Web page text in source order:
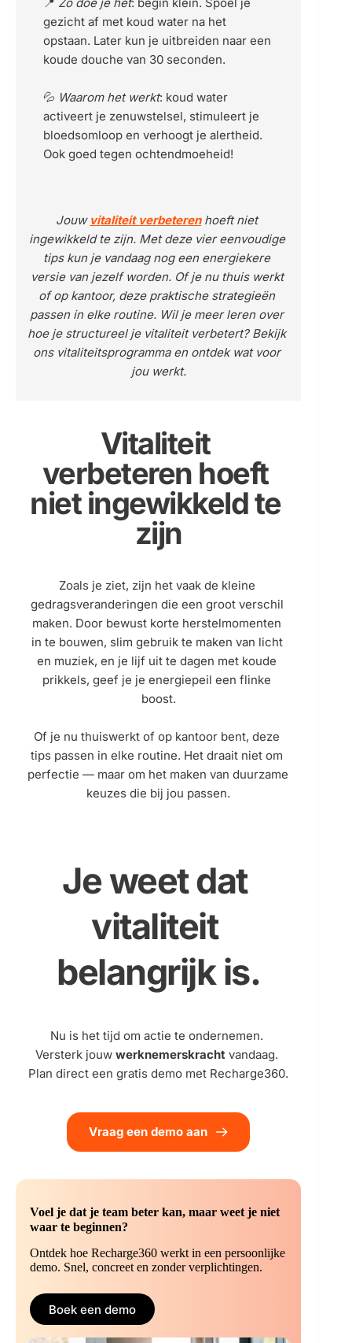
gezicht af met koud water na het
opstaan. Later kun je uitbreiden naar een
koude douche van 30 seconden.
💦 Waarom het werkt: koud water
activeert je zenuwstelsel, stimuleert je
bloedsomloop en verhoogt je alertheid.
Ook goed tegen ochtendmoeheid!
Jouw vitaliteit verbeteren hoeft niet
ingewikkeld te zijn. Met deze vier eenvoudige
tips kun je vandaag nog een energiekere
versie van jezelf worden. Of je nu thuis werkt
of op kantoor, deze praktische strategieën
passen in elke routine. Wil je meer leren over
hoe je structureel je vitaliteit verbetert?
Bekijk
ons vitaliteitsprogramma en ontdek wat voor
jou werkt.
Vitaliteit
verbeteren hoeft
niet ingewikkeld te
zijn
Zoals je ziet, zijn het vaak de kleine
gedragsveranderingen die een groot verschil
maken. Door bewust korte herstelmomenten
in te bouwen, slim gebruik te maken van licht
en muziek, en je lijf uit te dagen met koude
prikkels, geef je je energiepeil een flinke
boost.
Of je nu thuiswerkt of op kantoor bent, deze
tips passen in elke routine. Het draait niet om
perfectie — maar om het maken van duurzame
keuzes die bij jou passen.
Je weet dat
vitaliteit
belangrijk is.
Versterk jouw werknemerskracht vandaag.
Plan direct een gratis demo met Recharge360.
Vraag een demo aan
Voel je dat je team beter kan, maar weet je niet
waar te beginnen?
Ontdek hoe Recharge360 werkt in een persoonlijke
demo. Snel, concreet en zonder verplichtingen.
Boek een demo